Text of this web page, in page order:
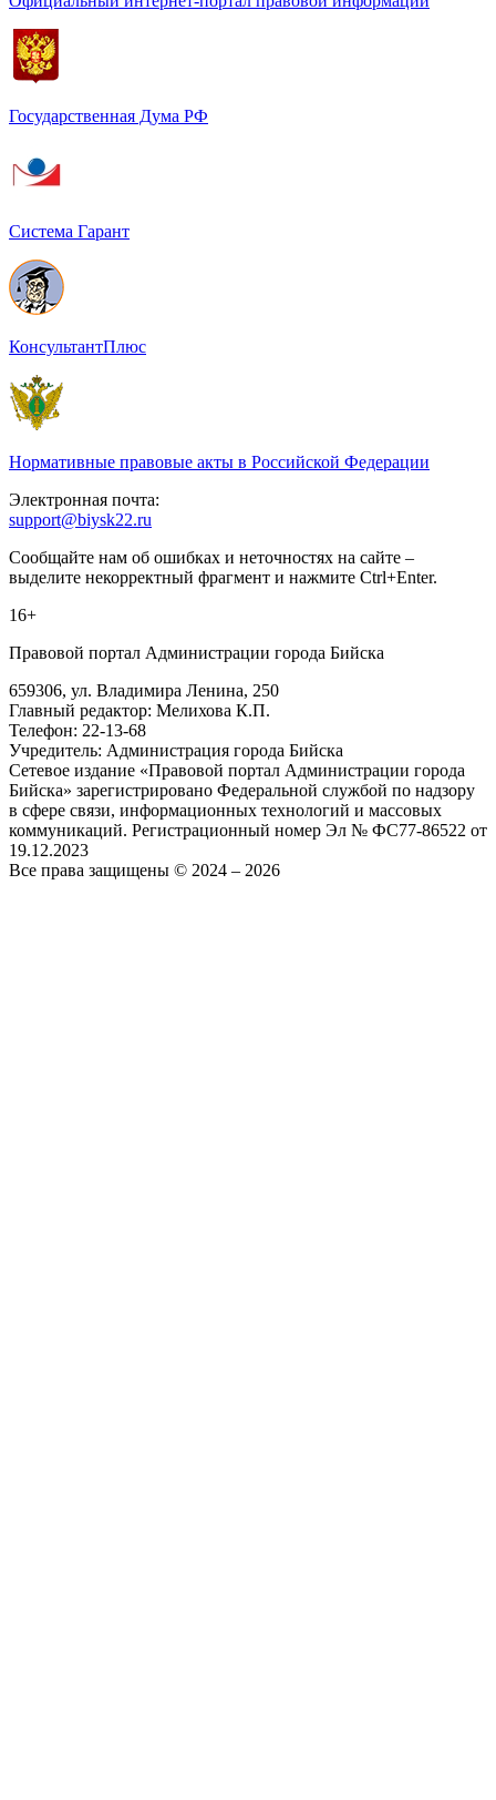
Государственная Дума РФ
Система Гарант
КонсультантПлюс
Нормативные правовые акты в Российской Федерации
Электронная почта:
support@biysk22.ru
Сообщайте нам об ошибках и неточностях на сайте –
выделите некорректный фрагмент и нажмите Ctrl+Enter.
16+
Правовой портал Администрации города Бийска
659306, ул. Владимира Ленина, 250
Главный редактор: Мелихова К.П.
Телефон: 22-13-68
Учредитель: Администрация города Бийска
Сетевое издание «Правовой портал Администрации города
Бийска» зарегистрировано Федеральной службой по надзору
в сфере связи, информационных технологий и массовых
коммуникаций. Регистрационный номер Эл № ФС77-86522 от
19.12.2023
Все права защищены © 2024 – 2026